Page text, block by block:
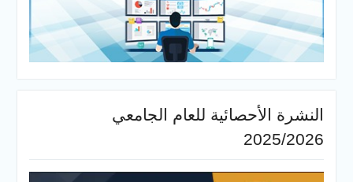
النشرة الأحصائية للعام الجامعي
2025/2026